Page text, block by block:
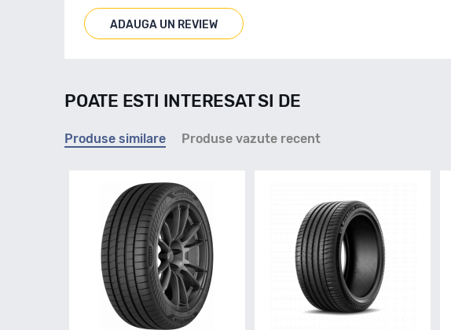
ADAUGA UN REVIEW
POATE ESTI INTERESAT SI DE
Produse similare Produse vazute recent